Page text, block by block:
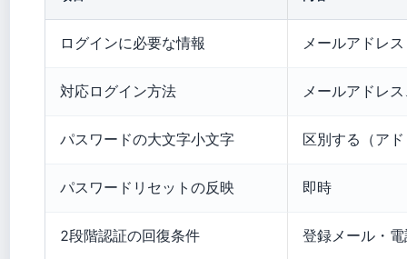
ログインに必要な情報 メールアドレ
対応ログイン方法 メールアドレ
パスワードの大文字小文字 区別する（ア
パスワードリセットの反映 即時
2段階認証の回復条件 登録メール・